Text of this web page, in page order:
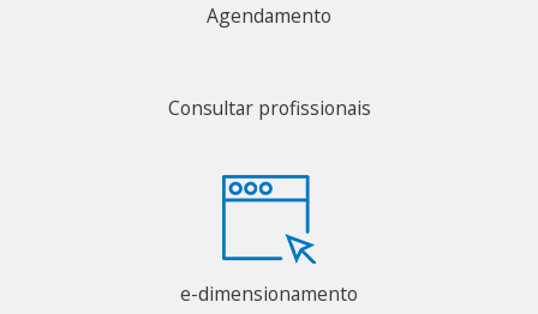
Agendamento
Consultar profissionais
e-dimensionamento